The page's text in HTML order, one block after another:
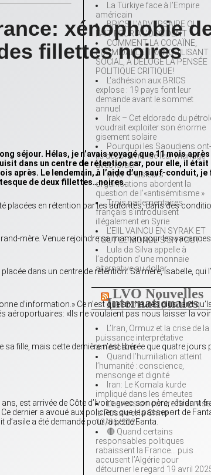
La Türkiye face à l’Empire
américain
BRICS: L’ADVERSAIRE QUI
FAIT PEUR A L’OCCIDENT
COMMENT LA COCAÏNE,
FORMIDABLE TRANQUILISANT
SOCIAL, A DÉLOGÉ LA PENSÉE
POLITIQUE CRITIQUE!
L’adhésion aux BRICS
explose : 19 pays font leur
demande avant le sommet
annuel
Irak – Cet eldorado du
voudrait exploiter son énorme
gisement solaire
Pourquoi les Saoudiens ont-
ils décommandé leur mariage
avec Israël ?
ONU : Plusieurs
organisations abordent la
question de l’«antisémitisme »
Trois parlementaires
français s’introduisent
illégalement en Syrie
L’EIIL VAINCU EN SYRAK ET
TOUT LE MONDE S’EN FOUT!
Lula da Silva appelle à
l’adoption d’une monnaie
alternative au dollar
LVO Nouvelles
Internationales
L’Iran, Ormuz et la crise de la
puissance interprétative
américaine
Quand l’humiliation atteint
l’humanité : conscience,
mensonge et dignité
Iran: Le Komala kurde
impliqué dans les émeutes
L’agression contre l’Iran vise
la Russie et la Chine –
13/06/2025
🔴 Quand certains
responsables politiques
rabaissent la France… puis
accusent l’Algérie pour
détourner le regard 19 avril
xénophobie
fillettes noires
séjour. Hélas, je n’avais voyagé que 11 mois
dans un centre de rétention car, pour elle, il était
après. Le lendemain, à l’aide d’un sauf-conduit,
de deux fillettes…noires.
placées en rétention par les autorités, dans des
mère. Venue rejoindre sa maman pour les
dans un centre de rétention. Sa mère, Isabelle, qui
d’information.» Ce n’est que six heures plus tard
«Ils ne voulaient pas nous laisser la voir
fille, mais cette dernière n’est libérée que quatre
est arrivée de Côte d’Ivoire avec son père, résidant
dernier a avoué aux policiers que le passeport de
d’asile a été demandé pour la petite Fanta.